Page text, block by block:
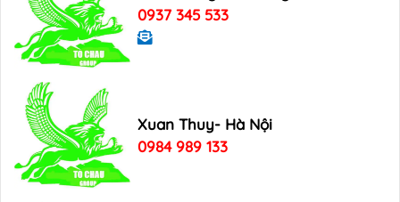
0937 345 533
Xuan Thuy- Hà Nội
0984 989 133